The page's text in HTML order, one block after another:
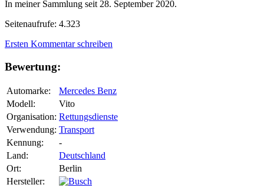
In meiner Sammlung seit 28. September 2020.
Seitenaufrufe: 4.323
Ersten Kommentar schreiben
Bewertung:
Automarke:
Mercedes Benz
Modell:
Vito
Organisation: Rettungsdienste
Verwendung: Transport
Kennung:
-
Land:
Deutschland
Ort:
Berlin
Hersteller: